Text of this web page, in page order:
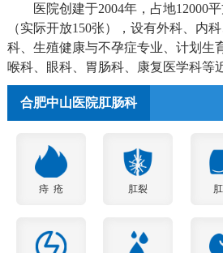
医院创建于2004年，占地12000
（实际开放150张），设有外科、内
科、生殖健康与不孕症专业、计划生
喉科、眼科、胃肠科、康复医学科等
合肥中山医院肛肠科
痔 疮 肛裂